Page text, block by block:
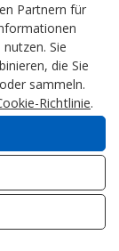
ist eines
Sitz in Stadt
ELECTRA
durch den
Kontaktdaten
Partnern für
Sie
die Sie
sammeln.
Richtlinie.